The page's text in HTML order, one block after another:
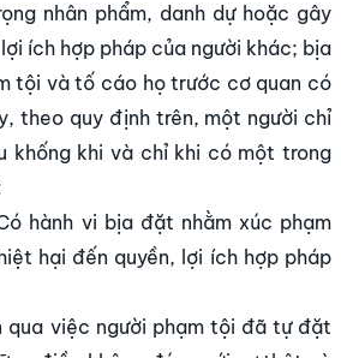
nhân phẩm, danh dự hoặc gây
ích hợp pháp của người khác; bịa
tội và tố cáo họ trước cơ quan có
theo quy định trên, một người chỉ
khống khi và chỉ khi có một trong
hành vi bịa đặt nhằm xúc phạm
hại đến quyền, lợi ích hợp pháp
qua việc người phạm tội đã tự đặt